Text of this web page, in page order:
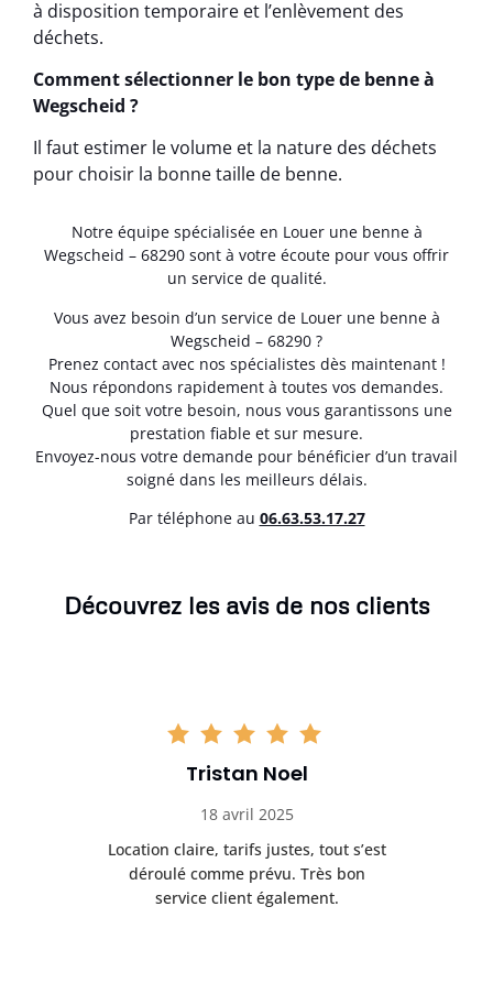
à disposition temporaire et l’enlèvement des
déchets.
Comment sélectionner le bon type de benne à
Wegscheid ?
Il faut estimer le volume et la nature des déchets
pour choisir la bonne taille de benne.
Notre équipe spécialisée en Louer une benne à
Wegscheid – 68290 sont à votre écoute pour vous offrir
un service de qualité.
Vous avez besoin d’un service de Louer une benne à
Wegscheid – 68290 ?
Prenez contact avec nos spécialistes dès maintenant !
Nous répondons rapidement à toutes vos demandes.
Quel que soit votre besoin, nous vous garantissons une
prestation fiable et sur mesure.
Envoyez-nous votre demande pour bénéficier d’un travail
soigné dans les meilleurs délais.
Par téléphone au 06.63.53.17.27
Découvrez les avis de nos clients
Tristan Noel
18 avril 2025
Location claire, tarifs justes, tout s’est
déroulé comme prévu. Très bon
service client également.